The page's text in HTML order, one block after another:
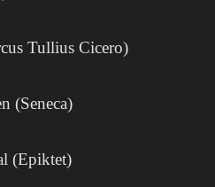
Tullius Cicero)
(Seneca)
(Epiktet)